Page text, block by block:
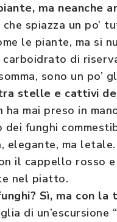
ma neanche
spiazza un po’
le piante, ma si
di
sono un po’
stelle e cattivi
ha mai preso in
funghi
elegante, ma
il cappello rosso
nel piatto.
Sì, ma con la
di